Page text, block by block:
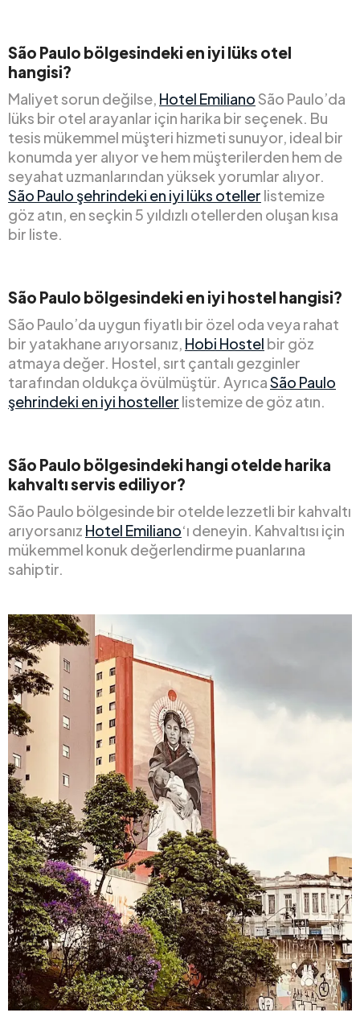
São Paulo bölgesindeki en iyi lüks otel
hangisi?
Maliyet sorun değilse, Hotel EmilianoSão Paulo’da
lüks bir otel arayanlar için harika bir seçenek. Bu
tesis mükemmel müşteri hizmeti sunuyor, ideal bir
konumda yer alıyor ve hem müşterilerden hem de
seyahat uzmanlarından yüksek yorumlar alıyor.
São Paulo şehrindeki en iyi lüks oteller listemize
göz atın, en seçkin 5 yıldızlı otellerden oluşan kısa
bir liste.
São Paulo bölgesindeki en iyi hostel hangisi?
São Paulo’da uygun fiyatlı bir özel oda veya rahat
bir yatakhane arıyorsanız, Hobi Hostel bir göz
atmaya değer. Hostel, sırt çantalı gezginler
tarafından oldukça övülmüştür. AyrıcaSão Paulo
şehrindeki en iyi hosteller listemize de göz atın.
São Paulo bölgesindeki hangi otelde harika
kahvaltı servis ediliyor?
São Paulo bölgesinde bir otelde lezzetli bir kahvaltı
arıyorsanız Hotel Emiliano‘ı deneyin. Kahvaltısı için
mükemmel konuk değerlendirme puanlarına
sahiptir.